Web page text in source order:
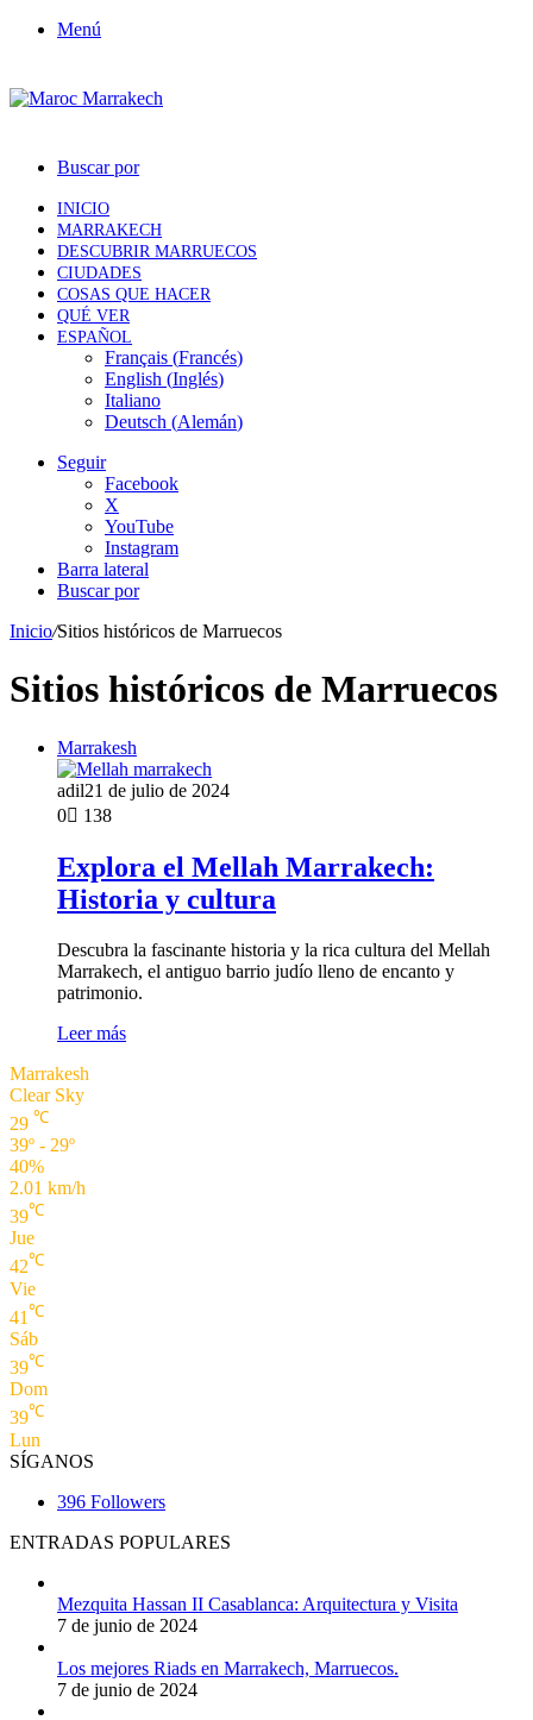
Menú
Buscar por
INICIO
MARRAKECH
DESCUBRIR MARRUECOS
CIUDADES
COSAS QUE HACER
QUÉ VER
ESPAÑOL
Français (Francés)
English (Inglés)
Italiano
Deutsch (Alemán)
Seguir
Facebook
X
YouTube
Instagram
Barra lateral
Buscar por
Inicio/Sitios históricos de Marruecos
Sitios históricos de Marruecos
Marrakesh
adil21 de julio de 2024
0
138
Explora el Mellah Marrakech:
Historia y cultura
Descubra la fascinante historia y la rica cultura del Mellah
Marrakech, el antiguo barrio judío lleno de encanto y
patrimonio.
Leer más
Marrakesh
Clear Sky
29 ℃
39º - 29º
40%
2.01 km/h
39℃
Jue
42℃
Vie
41 ℃
Sáb
39℃
Dom
39℃
Lun
SÍGANOS
396 Followers
ENTRADAS POPULARES
Mezquita Hassan II Casablanca: Arquitectura y Visita
7 de junio de 2024
Los mejores Riads en Marrakech, Marruecos.
7 de junio de 2024